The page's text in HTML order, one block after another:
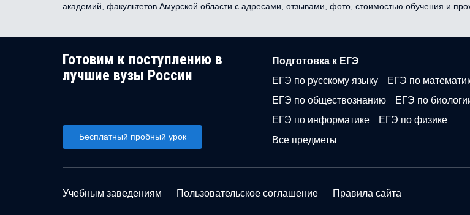
академий, факультетов Амурской области с адресами, отзывами, фото, стоимостью обучения и
Готовим к поступлению в
лучшие вузы России
Бесплатный пробный урок
Подготовка к ЕГЭ
ЕГЭ по русскому языку
ЕГЭ по
ЕГЭ по обществознанию
ЕГЭ по
ЕГЭ по информатике
ЕГЭ по физике
Все предметы
Учебным заведениям Пользовательское соглашение Правила сайта